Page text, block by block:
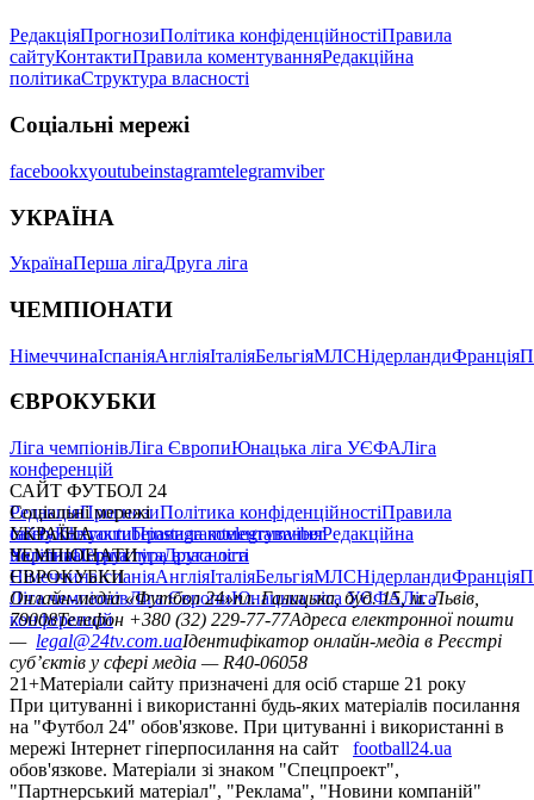
РедакціяПрогнозиПолітика конфіденційностіПравила
сайтуКонтактиПравила коментуванняРедакційна
політикаСтруктура власності
Соціальні мережі
facebookxyoutubeinstagramtelegramviber
УКРАЇНА
УкраїнаПерша лігаДруга ліга
ЧЕМПІОНАТИ
НімеччинаІспаніяАнгліяІталіяБельгіяМЛСНідерландиФранція
ЄВРОКУБКИ
Ліга чемпіонівЛіга ЄвропиЮнацька ліга УЄФАЛіга
конференцій
САЙТ ФУТБОЛ 24
РедакціяПрогнозиПолітика конфіденційностіПравила
сайтуКонтактиПравила коментуванняРедакційна
політикаСтруктура власності
Соціальні мережі
facebookxyoutubeinstagramtelegramviber
УКРАЇНА
УкраїнаПерша лігаДруга ліга
ЧЕМПІОНАТИ
НімеччинаІспаніяАнгліяІталіяБельгіяМЛСНідерландиФранція
ЄВРОКУБКИ
Ліга чемпіонівЛіга ЄвропиЮнацька ліга УЄФАЛіга
конференцій
Онлайн-медіа «Футбол 24»пл. Галицька, буд. 15, м. Львів,
79008Телефон +380 (32) 229-77-77Адреса електронної пошти
— legal@24tv.com.uaІдентифікатор онлайн-медіа в Реєстрі
суб’єктів у сфері медіа — R40-06058
21+Матеріали сайту призначені для осіб старше 21 року
При цитуванні і використанні будь-яких матеріалів посилання
на "Футбол 24" обов'язкове. При цитуванні і використанні в
мережі Інтернет гіперпосилання на сайт
football24.ua
обов'язкове. Матеріали зі знаком "Спецпроект",
"Партнерський матеріал", "Реклама", "Новини компаній"